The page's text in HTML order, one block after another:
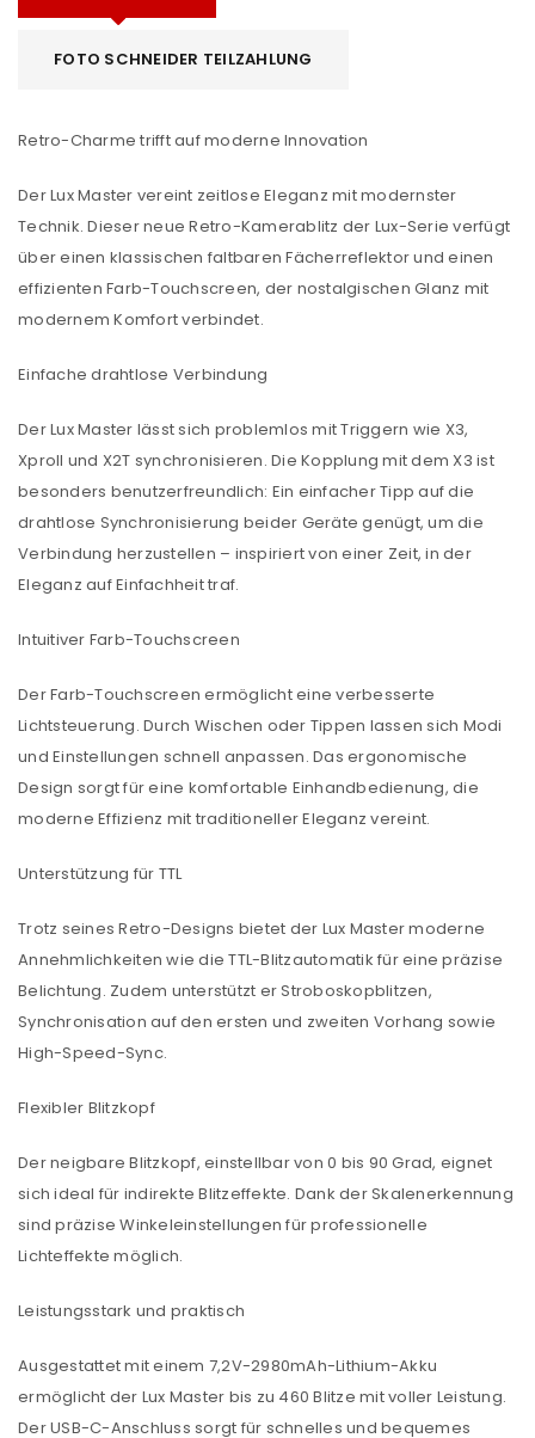
ANMELDEN
FOTO SCHNEIDER TEILZAHLUNG
Retro-Charme trifft auf moderne Innovation
Der Lux Master vereint zeitlose Eleganz mit modernster
Technik. Dieser neue Retro-Kamerablitz der Lux-Serie verfügt
über einen klassischen faltbaren Fächerreflektor und einen
effizienten Farb-Touchscreen, der nostalgischen Glanz mit
modernem Komfort verbindet.
Einfache drahtlose Verbindung
Der Lux Master lässt sich problemlos mit Triggern wie X3,
XproII und X2T synchronisieren. Die Kopplung mit dem X3 ist
besonders benutzerfreundlich: Ein einfacher Tipp auf die
drahtlose Synchronisierung beider Geräte genügt, um die
Verbindung herzustellen – inspiriert von einer Zeit, in der
Eleganz auf Einfachheit traf.
Intuitiver Farb-Touchscreen
Der Farb-Touchscreen ermöglicht eine verbesserte
Lichtsteuerung. Durch Wischen oder Tippen lassen sich Modi
und Einstellungen schnell anpassen. Das ergonomische
Design sorgt für eine komfortable Einhandbedienung, die
moderne Effizienz mit traditioneller Eleganz vereint.
Unterstützung für TTL
Trotz seines Retro-Designs bietet der Lux Master moderne
Annehmlichkeiten wie die TTL-Blitzautomatik für eine präzise
Belichtung. Zudem unterstützt er Stroboskopblitzen,
Synchronisation auf den ersten und zweiten Vorhang sowie
High-Speed-Sync.
Flexibler Blitzkopf
Der neigbare Blitzkopf, einstellbar von 0 bis 90 Grad, eignet
sich ideal für indirekte Blitzeffekte. Dank der Skalenerkennung
sind präzise Winkeleinstellungen für professionelle
Lichteffekte möglich.
Leistungsstark und praktisch
Ausgestattet mit einem 7,2V-2980mAh-Lithium-Akku
ermöglicht der Lux Master bis zu 460 Blitze mit voller Leistung.
Der USB-C-Anschluss sorgt für schnelles und bequemes